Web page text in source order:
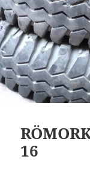
16